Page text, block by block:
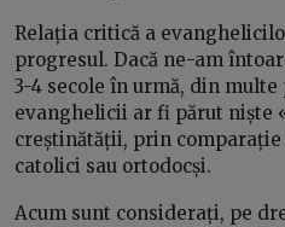
Relația critică a
progresul. Dacă ne-am
3-4 secole în urmă, din multe
evanghelicii ar fi părut niște
creștinătății, prin
catolici sau ortodocși.
Acum sunt considerați, pe